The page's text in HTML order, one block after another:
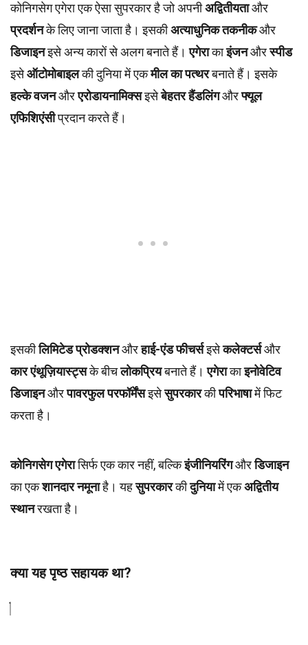
कोनिगसेग एगेरा एक ऐसा सुपरकार है जो अपनीअद्वितीयताऔर
प्रदर्शनके लिए जाना जाता है। इसकीअत्याधुनिक तकनीकऔर
डिजाइनइसे अन्य कारों से अलग बनाते हैं।एगेराकाइंजनऔरस्पीड
इसेऑटोमोबाइलकी दुनिया में एकमील का पत्थरबनाते हैं। इसके
हल्के वजनऔरएरोडायनामिक्सइसेबेहतर हैंडलिंगऔरफ्यूल
एफिशिएंसीप्रदान करते हैं।
इसकीलिमिटेड प्रोडक्शनऔरहाई-एंड फीचर्सइसेकलेक्टर्सऔर
कार एंथूज़ियास्ट्सके बीचलोकप्रियबनाते हैं।एगेराकाइनोवेटिव
डिजाइनऔरपावरफुल परफॉर्मेंसइसेसुपरकारकीपरिभाषामें फिट
करता है।
कोनिगसेग एगेरासिर्फ एक कार नहीं, बल्किइंजीनियरिंगऔरडिजाइन
का एकशानदार नमूनाहै। यहसुपरकारकीदुनियामें एकअद्वितीय
स्थानरखता है।
क्या यह पृष्ठ सहायक था?